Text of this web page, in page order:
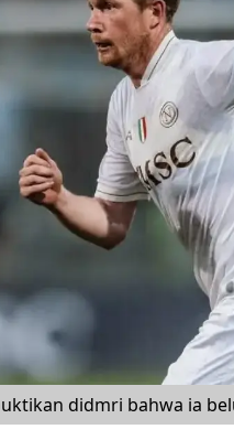
didmri bahwa ia